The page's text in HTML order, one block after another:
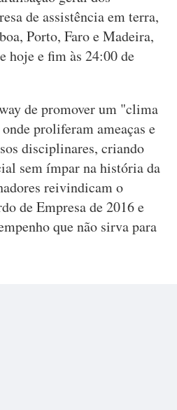
de assistência em terra,
Porto, Faro e Madeira,
hoje e fim às 24:00 de
de promover um "clima
proliferam ameaças e
disciplinares, criando
sem ímpar na história da
reivindicam o
de Empresa de 2016 e
que não sirva para